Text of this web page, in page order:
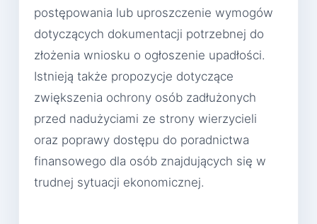
postępowania lub uproszczenie wymogów
dotyczących dokumentacji potrzebnej do
złożenia wniosku o ogłoszenie upadłości.
Istnieją także propozycje dotyczące
zwiększenia ochrony osób zadłużonych
przed nadużyciami ze strony wierzycieli
oraz poprawy dostępu do poradnictwa
finansowego dla osób znajdujących się w
trudnej sytuacji ekonomicznej.